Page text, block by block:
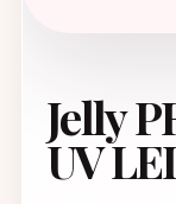
Jelly
UV